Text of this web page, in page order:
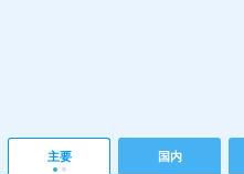
主要 国内